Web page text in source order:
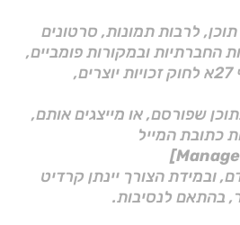
לרבות תמונות, סרטונים
החברתיות ובמקורות פומביים,
בהתאם להוראות סעיף 27א לחוק זכויות יוצרים,
שפורסם, או מייצגים אותם,
כתובת המייל
ובמידת הצורך יינתן קרדיט
בהתאם לנסיבות.